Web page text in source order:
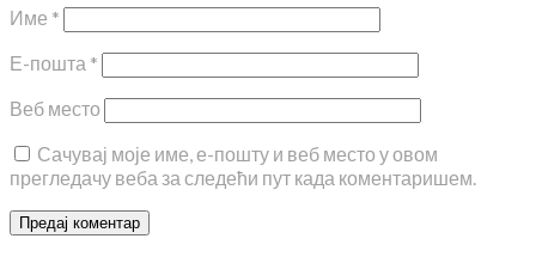
Име *
Е-пошта *
Веб место
Сачувај моје име, е-пошту и веб место у овом
прегледачу веба за следећи пут када коментаришем.